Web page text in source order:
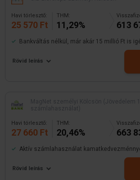
Havi törlesztő:
25 570 Ft
THM:
11,29% 613
Bankváltás nélkül, már akár 15 millió Ft is
Rövid leírás
Havi törlesztő:
27 660 Ft
THM:
20,46% 663
Aktív számlahasználat
Rövid leírás